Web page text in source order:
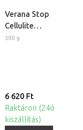
Verana Stop
Cellulite
masszázskrém
500 g
6 620 Ft
Raktáron (24ó
kiszállítás)